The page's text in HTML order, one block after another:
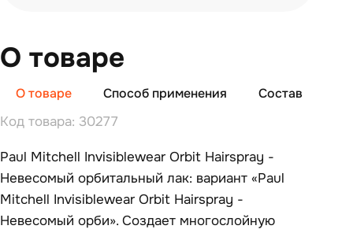
О товаре
О товаре Способ применения Состав
Код товара: 30277
Paul Mitchell Invisiblewear Orbit Hairspray -
Невесомый орбитальный лак: вариант «Paul
Mitchell Invisiblewear Orbit Hairspray -
Невесомый орби». Создает многослойную